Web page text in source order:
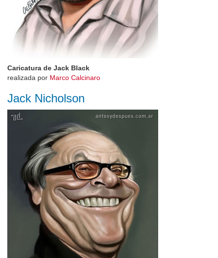
Caricatura de Jack Black
realizada por Marco Calcinaro
Jack Nicholson